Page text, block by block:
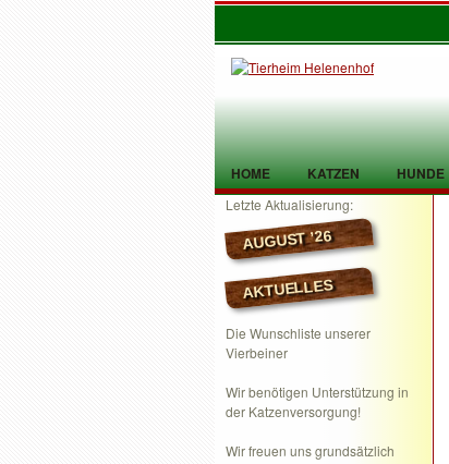
HOME KATZEN HUNDE
TIER GEFUNDEN KONTAKT
Letzte Aktualisierung:
AUGUST ’26
AKTUELLES
Die Wunschliste unserer
Vierbeiner
Wir benötigen Unterstützung in
der Katzenversorgung!
Wir freuen uns grundsätzlich